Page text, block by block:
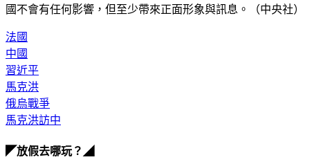
國不會有任何影響，但至少帶來正面形象與訊息。（中央社）
法國
中國
習近平
馬克洪
俄烏戰爭
馬克洪訪中
◤放假去哪玩？◢